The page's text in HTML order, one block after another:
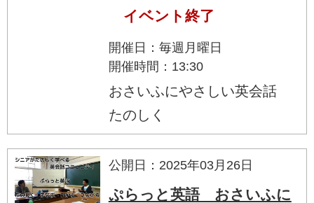
イベント終了
開催日：毎週月曜日
開催時間：13:30
おさいふにやさしい英会話
たのしく
公開日：2025年03月26日
ぷらっと英語 おさいふに